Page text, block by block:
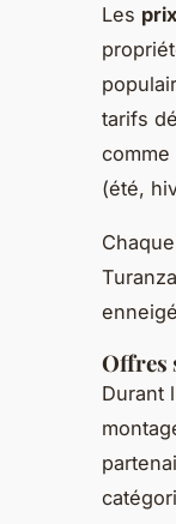
Les
tarifs
comme
(été,
Offres
Durant